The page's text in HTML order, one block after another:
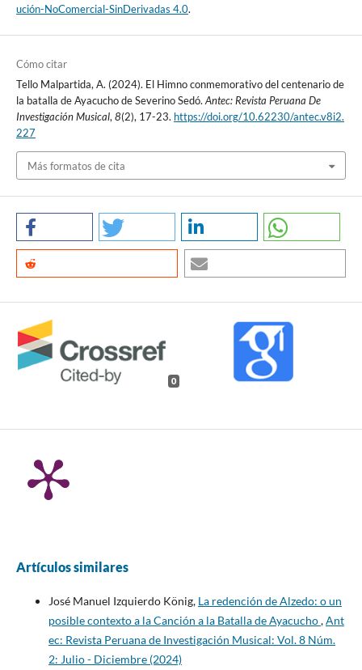
ución-NoComercial-SinDerivadas 4.0.
Cómo citar
Tello Malpartida, A. (2024). El Himno conmemorativo del centenario de
la batalla de Ayacucho de Severino Sedó.Antec: Revista Peruana De
Investigación Musical,8(2), 17-23. https://doi.org/10.62230/antec.v8i2.
227
Más formatos de cita
0
Artículos similares
José Manuel Izquierdo König, La redención de Alzedo: o un
posible contexto a la Canción a la Batalla de Ayacucho,Ant
ec: Revista Peruana de Investigación Musical: Vol. 8 Núm.
2: Julio - Diciembre (2024)